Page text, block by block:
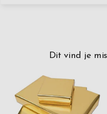
Dit vind je